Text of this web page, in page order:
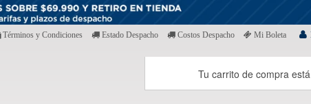
Términos y Condiciones Estado Despacho Costos Despacho Mi Boleta
Tu carrito de compra